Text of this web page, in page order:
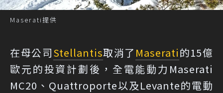
Maserati提供
在母公司Stellantis取消了 Maserati的15億
歐元的投資計劃後，全電能動力Maserati
MC20、Quattroporte以及Levante的電動